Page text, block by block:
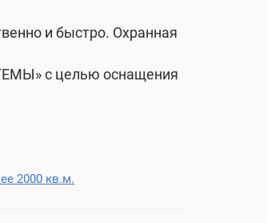
и быстро. Охранная
с целью оснащения
2000 кв.м.